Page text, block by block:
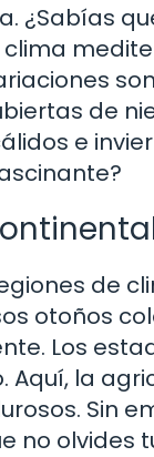
¿Sabías
de
e
de
otoños
Los
la
Sin
no olvides